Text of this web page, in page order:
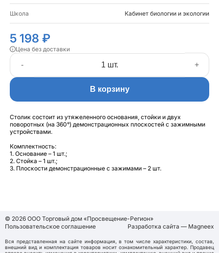
Школа Кабинет биологии и экологии
5 198 ₽
Цена без доставки
- +
В корзину
Столик состоит из утяжеленного основания, стойки и двух
поворотных (на 360°) демонстрационных плоскостей с зажимными
устройствами.
Комплектность:
1. Основание – 1 шт.;
2. Стойка – 1 шт.;
3. Плоскости демонстрационные с зажимами – 2 шт.
© 2026 ООО Торговый дом «Просвещение-Регион»
Пользовательское соглашение
Разработка сайта — Magneex
Вся представленная на сайте информация, в том числе характеристики, состав,
внешний вид и комплектация товаров носит ознакомительный характер. Продавец